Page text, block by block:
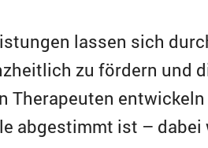
lassen sich
zu fördern und
Therapeuten
abgestimmt ist – dabei